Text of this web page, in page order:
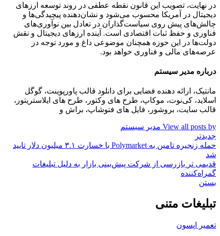
در نهایت، تصویب این قانون نقطه عطفی در روند توسعه ارزهای
دیجیتال در آمریکا محسوب می‌شود و نشان‌دهنده پیچیدگی‌ها و
چالش‌های پیش روی سیاست‌گذاران در تعادل بین نوآوری‌های
فناوری و حفظ ثبات اقتصادی است. آینده ارزهای دیجیتال و نقش
دولت‌ها در این حوزه همچنان موضوعی داغ و مورد توجه در
عرصه‌های مالی و فناوری خواهد بود.
درباره مدیر سیستم
مانتیک، ارائه دهنده فضایی برای دانلود قالب پاورپوینت، گوگل
اسلاید، کی‌نوت، موکاپ، طرح های وکتور، طرح های ایلاستریتور،
قالب سایت، بروشور، فایل های فتوشاپ، براش و
View all posts by مدیر سیستم
جدیدتر
حمله زنجیره تامین به Polymarket با خسارت ۳.۱ میلیون دلار تایید
شد
قدیمی تر بازرسی از شرکت پیش‌بینی بازار به دلیل تبلیغات
گمراه‌کننده
بستن
تبلیغات متنی
تعمیر اپسون